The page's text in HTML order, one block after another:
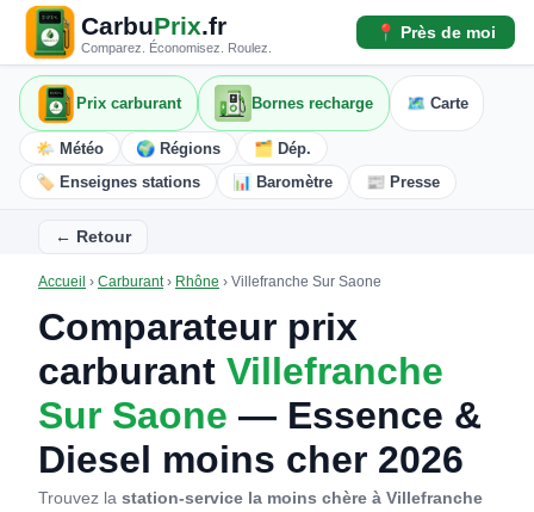
CarbuPrix.fr
Comparez. Économisez. Roulez.
📍 Près de moi
Prix carburant Bornes recharge 🗺️ Carte
🌤️ Météo 🌍 Régions
🗂️ Dép.
🏷️ Enseignes stations
📊 Baromètre 📰 Presse
← Retour
Accueil › Carburant› Rhône › Villefranche Sur Saone
Comparateur prix
carburant Villefranche
Sur Saone — Essence &
Diesel moins cher 2026
Trouvez la station-service la moins chère à Villefranche